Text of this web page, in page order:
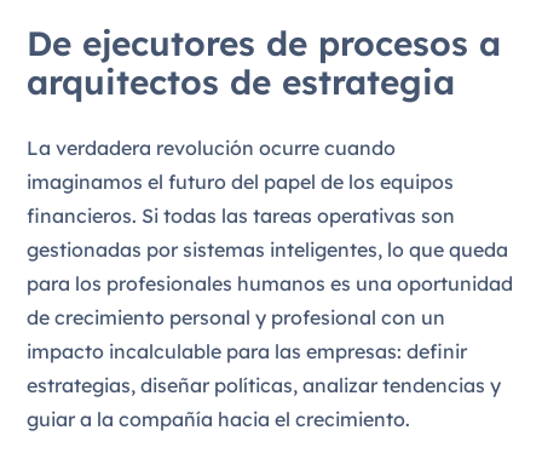
De ejecutores de procesos a
arquitectos de estrategia
La verdadera revolución ocurre cuando
imaginamos el futuro del papel de los equipos
financieros. Si todas las tareas operativas son
gestionadas por sistemas inteligentes, lo que queda
para los profesionales humanos es una oportunidad
de crecimiento personal y profesional con un
impacto incalculable para las empresas: definir
estrategias, diseñar políticas, analizar tendencias y
guiar a la compañía hacia el crecimiento.